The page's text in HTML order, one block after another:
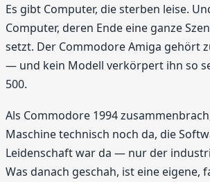
Es gibt Computer, die sterben leise.
Computer, deren Ende eine ganze
setzt. Der Commodore Amiga gehört
— und kein Modell verkörpert ihn so
500.
Als Commodore 1994
Maschine technisch noch da, die
Leidenschaft war da — nur der
Was danach geschah, ist eine eigene,